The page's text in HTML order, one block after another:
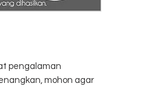
pengalaman
mohon agar